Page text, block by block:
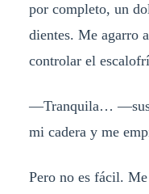
por completo, un
dientes. Me agarro
controlar el
—Tranquila…
mi cadera y me
Pero no es fácil.